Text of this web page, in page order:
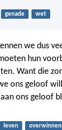
genade wet
we dus
hun
Want die
ons geloof
ons geloof
leven overwinnen